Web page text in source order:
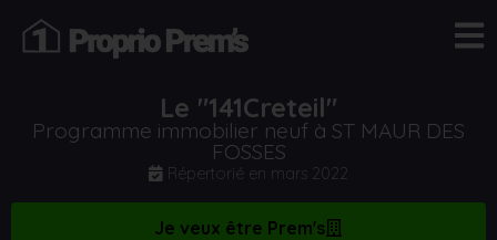
Le "141Creteil"
Programme immobilier neuf à ST MAUR DES
FOSSES
Répertorié en mars 2022
Je veux être Prem's